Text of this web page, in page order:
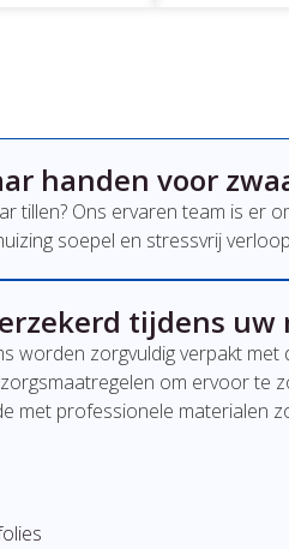
handen voor
tillen? Ons ervaren team is er
soepel en stressvrij
tijdens uw
worden zorgvuldig verpakt
om ervoor te
met professionele materialen